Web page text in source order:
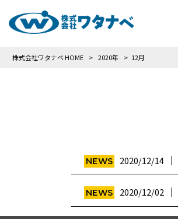
株式会社ワタナベ HOME > 2020年 > 12月
NEWS 2020/12/14 │
NEWS 2020/12/02 │